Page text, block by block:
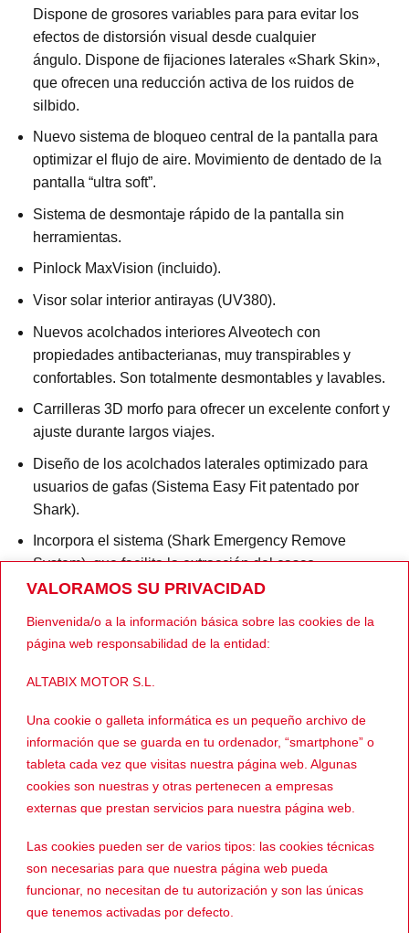
VALORAMOS SU PRIVACIDAD
Bienvenida/o a la información básica sobre las cookies de la
página web responsabilidad de la entidad:
ALTABIX MOTOR S.L.
Una cookie o galleta informática es un pequeño archivo de
información que se guarda en tu ordenador, “smartphone” o
tableta cada vez que visitas nuestra página web. Algunas
cookies son nuestras y otras pertenecen a empresas
externas que prestan servicios para nuestra página web.
Las cookies pueden ser de varios tipos: las cookies técnicas
son necesarias para que nuestra página web pueda
funcionar, no necesitan de tu autorización y son las únicas
que tenemos activadas por defecto.
Dispone de grosores variables para para evitar los
efectos de distorsión visual desde cualquier
ángulo. Dispone de fijaciones laterales «Shark Skin»,
que ofrecen una reducción activa de los ruidos de
silbido.
Nuevo sistema de bloqueo central de la pantalla para
optimizar el flujo de aire. Movimiento de dentado de la
pantalla “ultra soft”.
Sistema de desmontaje rápido de la pantalla sin
herramientas.
Pinlock MaxVision (incluido).
Visor solar interior antirayas (UV380).
Nuevos acolchados interiores Alveotech con
propiedades antibacterianas, muy transpirables y
confortables. Son totalmente desmontables y lavables.
Carrilleras 3D morfo para ofrecer un excelente confort y
ajuste durante largos viajes.
Diseño de los acolchados laterales optimizado para
usuarios de gafas (Sistema Easy Fit patentado por
Shark).
Incorpora el sistema (Shark Emergency Remove
System), que facilita la extracción del casco
rápidamente en caso de accidente.
Sistema de cierre micrométrico.
Predisposición para instalar el sistema de
Enlace al perfil de Wallapop
Ver más cascos INTEGRALES
PRODUCTOS RELACIONADOS
-38% -38%